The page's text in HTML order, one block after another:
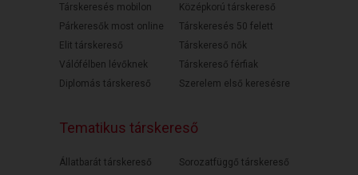
Társkeresés mobilon
Párkeresők most online
Elit társkereső
Válófélben lévőknek
Diplomás társkereső
Középkorú társkereső
Társkeresés 50 felett
Társkereső nők
Társkereső férfiak
Szerelem első keresésre
Tematikus társkereső
Állatbarát társkereső
Sorozatfüggő társkereső